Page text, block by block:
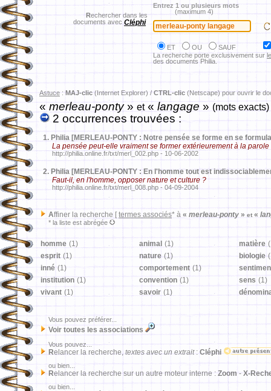
Rechercher dans les
documents avec Cléphi
Entrez 1 ou plusieurs mots
(maximum 4)
ET OU
SAUF
La recherche porte exclusivement sur
des documents Philia.
Astuce : MAJ-clic (Internet Explorer) / CTRL-clic (Netscape) pour ouvrir le
«merleau-ponty» et« langage » (mots exacts)
2 occurrences trouvées :
1. Philia [MERLEAU-PONTY : Notre pensée se forme en se
La pensée peut-elle vraiment se former extérieurement à la parole
http://philia.online.fr/txt/merl_002.php - 10-06-2002
2. Philia [MERLEAU-PONTY : En l'homme tout est
Faut-il, en l'homme, opposer nature et culture ?
http://philia.online.fr/txt/merl_008.php - 04-09-2004
Affiner la recherche [ termes associés* à « merleau-ponty » et «
* la liste est abrégée
homme (1) animal (1) matière
esprit (1) nature (1) biologie
inné (1) comportement (1)
institution (1) convention (1) sens (1)
vivant (1) savoir (1)
Vous pouvez préférer...
Voir toutes les associations
Vous pouvez...
Relancer la recherche, textes avec un extrait: Cléphi
ou bien...
Relancer la recherche sur un autre moteur interne : Zoom - X-
ou bien...